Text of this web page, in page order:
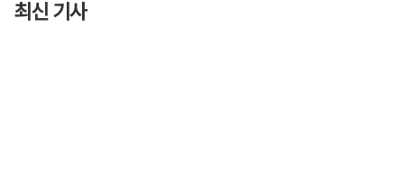
최신 기사